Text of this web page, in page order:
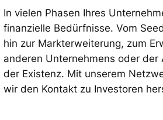
In vielen Phasen Ihres
finanzielle Bedürfnisse. Vom
hin zur Markterweiterung, zum
anderen Unternehmens oder der
der Existenz. Mit unserem
wir den Kontakt zu Investoren